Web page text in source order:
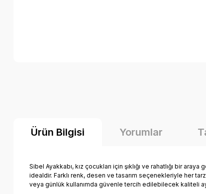
Ürün Bilgisi Yorumlar
Sibel Ayakkabı, kız çocukları için şıklığı ve rahatlığı bir araya
idealdir. Farklı renk, desen ve tasarım seçenekleriyle her
veya günlük kullanımda güvenle tercih edilebilecek kaliteli